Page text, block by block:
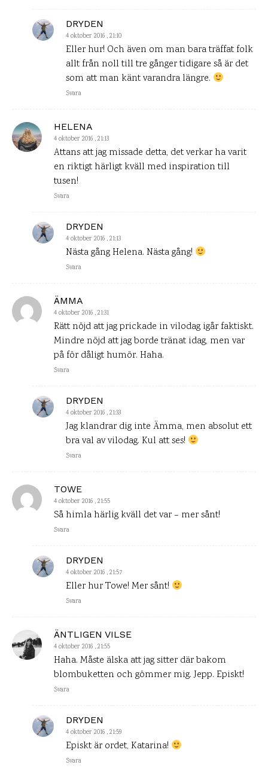
DRYDEN
4 oktober 2016 , 21:10
Eller hur! Och även om man bara träffat folk
allt från noll till tre gånger tidigare så är det
som att man känt varandra längre.
Svara
HELENA
4 oktober 2016 , 21:13
Attans att jag missade detta, det verkar ha varit
en riktigt härligt kväll med inspiration till
tusen!
Svara
DRYDEN
4 oktober 2016 , 21:13
Nästa gång Helena. Nästa gång!
Svara
ÄMMA
4 oktober 2016 , 21:31
Rätt nöjd att jag prickade in vilodag igår faktiskt.
Mindre nöjd att jag borde tränat idag, men var
på för dåligt humör. Haha.
Svara
DRYDEN
4 oktober 2016 , 21:33
Jag klandrar dig inte Ämma, men absolut ett
bra val av vilodag. Kul att ses!
Svara
TOWE
4 oktober 2016 , 21:55
Så himla härlig kväll det var – mer sånt!
Svara
DRYDEN
4 oktober 2016 , 21:57
Eller hur Towe! Mer sånt!
Svara
ÄNTLIGEN VILSE
4 oktober 2016 , 21:55
Haha. Måste älska att jag sitter där bakom
blombuketten och gömmer mig. Jepp. Episkt!
Svara
DRYDEN
4 oktober 2016 , 21:59
Episkt är ordet, Katarina!
Svara